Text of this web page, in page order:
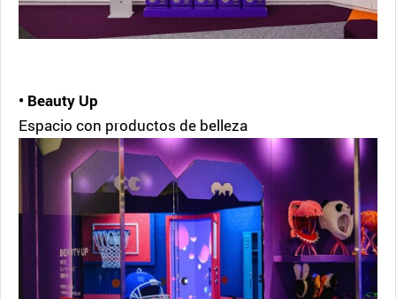
• Beauty Up
Espacio con productos de belleza